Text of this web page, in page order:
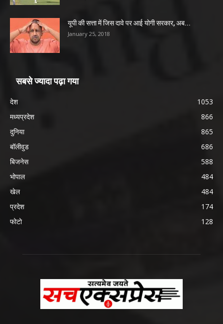
यूपी की सत्ता में जिस दावे पर आई योगी सरकार, अब...
January 25, 2018
सबसे ज्यादा पढ़ा गया
देश
1053
मध्यप्रदेश
866
दुनिया
865
बॉलीवुड
686
बिजनेस
588
भोपाल
484
खेल
484
प्रदेश
174
फोटो
128